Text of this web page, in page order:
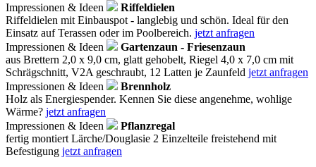
Impressionen & Ideen
Riffeldielen
Riffeldielen mit Einbauspot - langlebig und schön. Ideal für den
Einsatz auf Terassen oder im Poolbereich. jetzt anfragen
Impressionen & Ideen
Gartenzaun - Friesenzaun
aus Brettern 2,0 x 9,0 cm, glatt gehobelt, Riegel 4,0 x 7,0 cm mit
Schrägschnitt, V2A geschraubt, 12 Latten je Zaunfeld jetzt anfragen
Impressionen & Ideen
Brennholz
Holz als Energiespender. Kennen Sie diese angenehme, wohlige
Wärme? jetzt anfragen
Impressionen & Ideen
Pflanzregal
fertig montiert Lärche/Douglasie 2 Einzelteile freistehend mit
Befestigung jetzt anfragen